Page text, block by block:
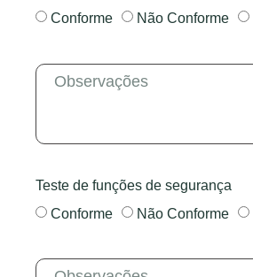
Conforme
Não Conforme
Teste de funções de segurança
Conforme
Não Conforme